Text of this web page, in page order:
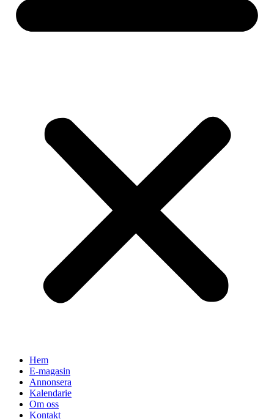
Hem
E-magasin
Annonsera
Kalendarie
Om oss
Kontakt